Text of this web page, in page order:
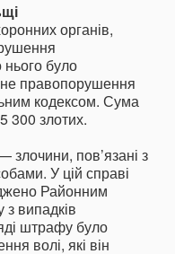
органів,
було
правопорушення
кодексом. Сума
300 злотих.
пов’язані з
У цій справі
Районним
випадків
штрафу було
волі, які він